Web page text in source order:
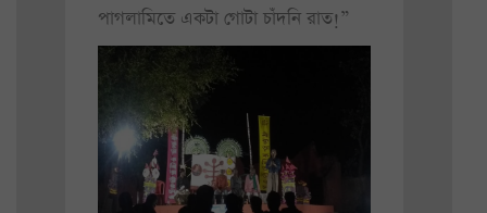
পাগলামিতে একটা গোটা চাঁদনি রাত!”